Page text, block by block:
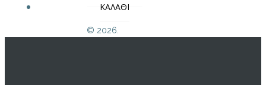
ΚΑΛΑΘΙ
© 2026.